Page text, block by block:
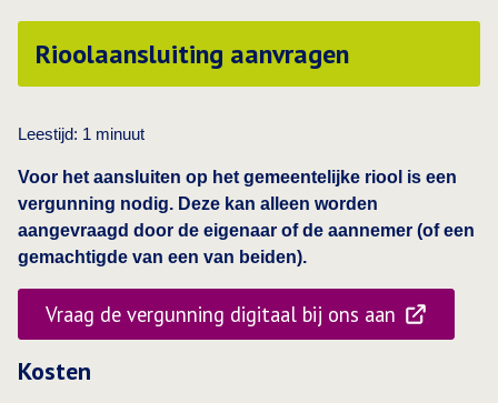
Rioolaansluiting aanvragen
Leestijd: 1 minuut
Voor het aansluiten op het gemeentelijke riool is een
vergunning nodig. Deze kan alleen worden
aangevraagd door de eigenaar of de aannemer (of een
gemachtigde van een van beiden).
Vraag de vergunning digitaal bij ons aan
Opent in een nieuwe tab:
Kosten